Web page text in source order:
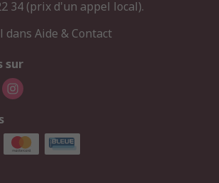
34 (prix d'un appel local).
dans Aide & Contact
sur